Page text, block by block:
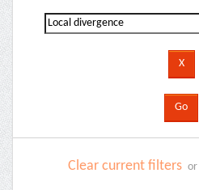
Clear current filters or